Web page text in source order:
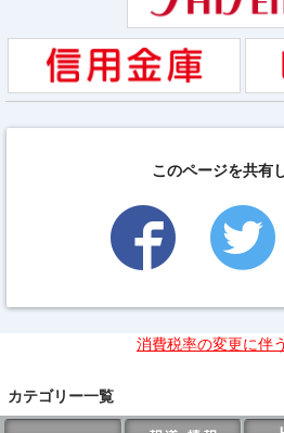
このページを共有
消費税率の変更に伴
カテゴリー一覧